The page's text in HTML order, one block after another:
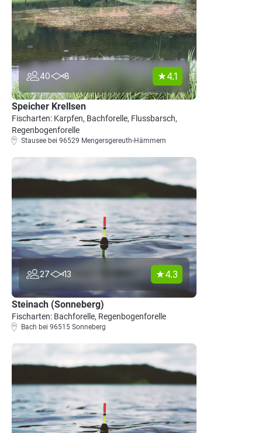
40 8 4.1
Speicher Krellsen
Fischarten: Karpfen, Bachforelle, Flussbarsch,
Regenbogenforelle
Stausee bei 96529 Mengersgereuth-Hämmern
27 13 4.3
Steinach (Sonneberg)
Fischarten: Bachforelle, Regenbogenforelle
Bach bei 96515 Sonneberg